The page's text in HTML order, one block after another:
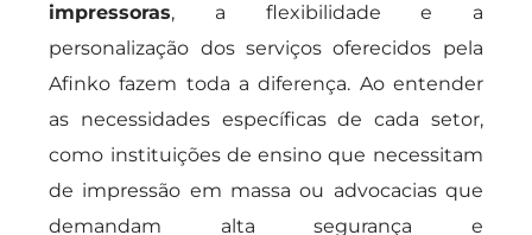
impressoras, a flexibilidade e a
personalização dos serviços oferecidos pela
Afinko fazem toda a diferença. Ao entender
as necessidades específicas de cada setor,
como instituições de ensino que necessitam
de impressão em massa ou advocacias que
demandam alta segurança e